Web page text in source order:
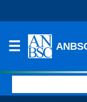
per: